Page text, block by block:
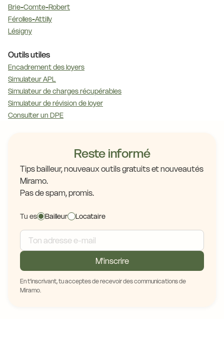
Brie-Comte-Robert
Férolles-Attilly
Lésigny
Outils utiles
Encadrement des loyers
Simulateur APL
Simulateur de charges récupérables
Simulateur de révision de loyer
Consulter un DPE
Reste informé
Tips bailleur, nouveaux outils gratuits et nouveautés
Miramo.
Pas de spam, promis.
Tu es Bailleur Locataire
M'inscrire
En t'inscrivant, tu acceptes de recevoir des communications de
Miramo.